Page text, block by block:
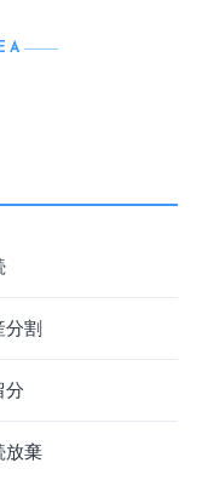
分割
分
放棄